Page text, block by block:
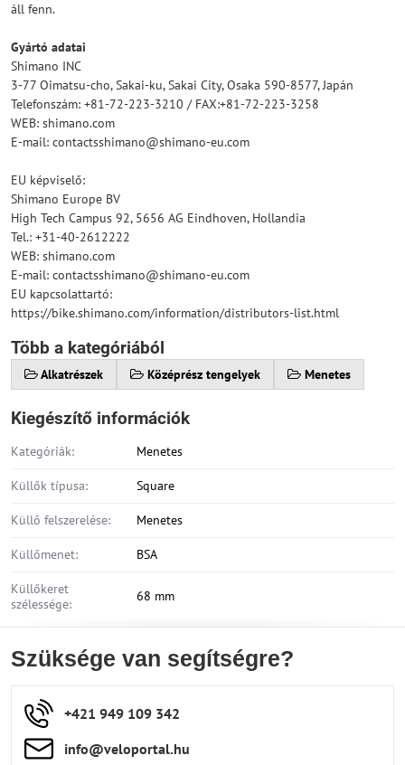
áll fenn.
Gyártó adatai
Shimano INC
3-77 Oimatsu-cho, Sakai-ku, Sakai City, Osaka 590-8577, Japán
Telefonszám: +81-72-223-3210 / FAX:+81-72-223-3258
WEB: shimano.com
E-mail: contactsshimano@shimano-eu.com
EU képviselő:
Shimano Europe BV
High Tech Campus 92, 5656 AG Eindhoven, Hollandia
Tel.: +31-40-2612222
WEB: shimano.com
E-mail: contactsshimano@shimano-eu.com
EU kapcsolattartó:
https://bike.shimano.com/information/distributors-list.html
Több a kategóriából
Alkatrészek Középrész tengelyek Menetes
Kiegészítő információk
Kategóriák: Menetes
Küllők típusa: Square
Küllő felszerelése: Menetes
Küllőmenet: BSA
Küllőkeret
szélessége:
68 mm
Szüksége van segítségre?
+421 949 109 342
info​​@veloportal​.hu